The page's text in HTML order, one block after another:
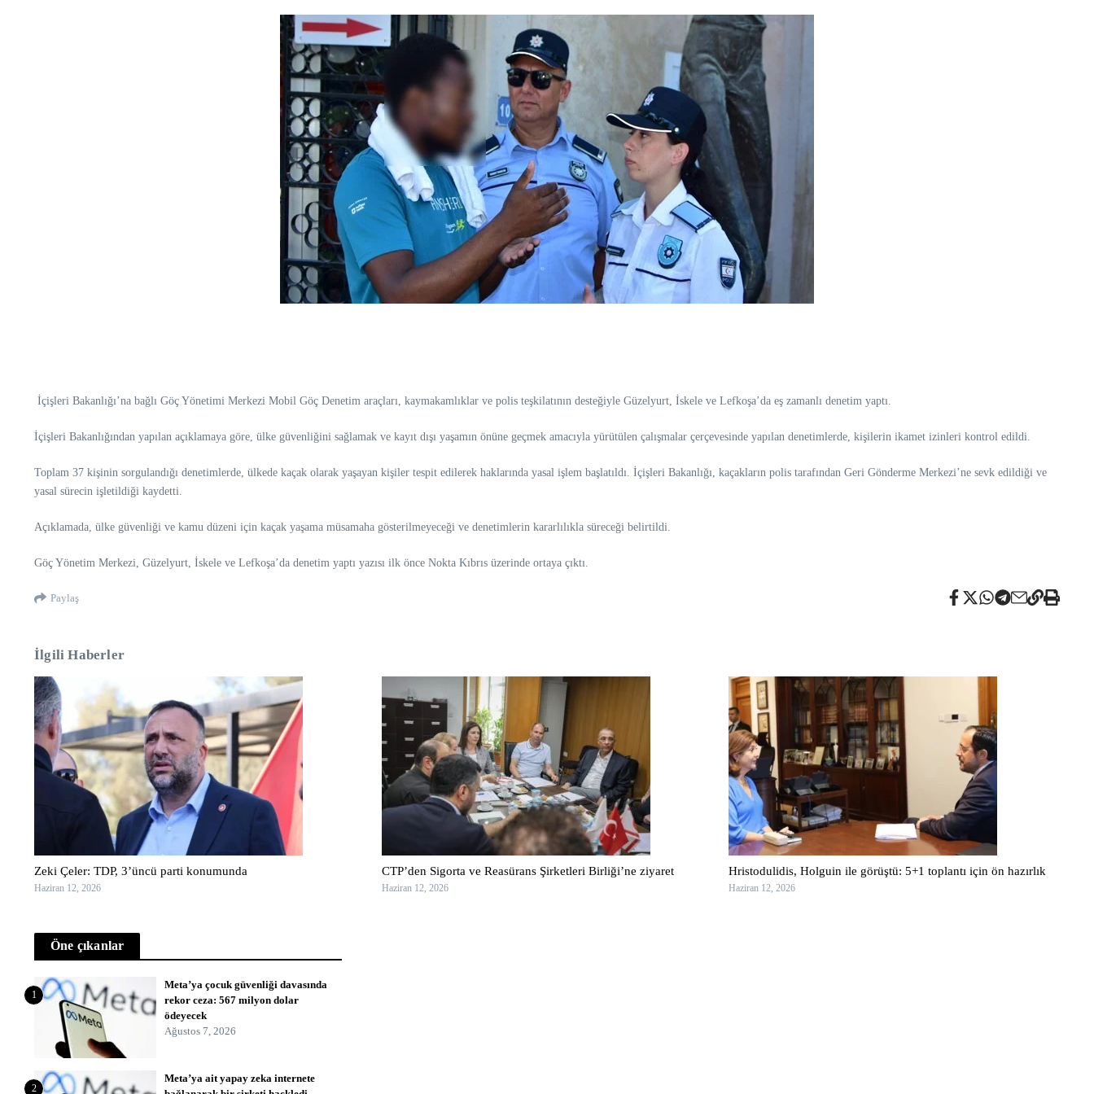
İçişleri Bakanlığı’na bağlı Göç Yönetimi Merkezi Mobil Göç Denetim araçları, kaymakamlıklar ve polis teşkilatının desteğiyle Güzelyurt, İskele ve Lefkoşa’da eş zamanlı denetim yaptı.
İçişleri Bakanlığından yapılan açıklamaya göre, ülke güvenliğini sağlamak ve kayıt dışı yaşamın önüne geçmek amacıyla yürütülen çalışmalar çerçevesinde yapılan denetimlerde, kişilerin ikamet izinleri kontrol edildi.
Toplam 37 kişinin sorgulandığı denetimlerde, ülkede kaçak olarak yaşayan kişiler tespit edilerek haklarında yasal işlem başlatıldı. İçişleri Bakanlığı, kaçakların polis tarafından Geri Gönderme Merkezi’ne sevk edildiği ve
yasal sürecin işletildiği kaydetti.
Açıklamada, ülke güvenliği ve kamu düzeni için kaçak yaşama müsamaha gösterilmeyeceği ve denetimlerin kararlılıkla süreceği belirtildi.
Göç Yönetim Merkezi, Güzelyurt, İskele ve Lefkoşa’da denetim yaptı yazısı ilk önce Nokta Kıbrıs üzerinde ortaya çıktı.
Paylaş
İlgili Haberler
Zeki Çeler: TDP, 3’üncü parti konumunda
Haziran 12, 2026
CTP’den Sigorta ve Reasürans Şirketleri Birliği’ne ziyaret
Haziran 12, 2026
Hristodulidis, Holguin ile görüştü: 5+1 toplantı için ön hazırlık
Haziran 12, 2026
Öne çıkanlar
1
Meta’ya çocuk güvenliği davasında
rekor ceza: 567 milyon dolar
ödeyecek
Ağustos 7, 2026
2
Meta’ya ait yapay zeka internete